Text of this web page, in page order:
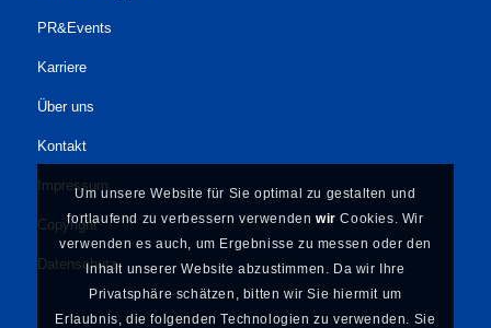
PR&Events
Karriere
Über uns
Kontakt
Impressum
Copyright
Datenschutz
Um unsere Website für Sie optimal zu gestalten und
fortlaufend zu verbessern verwenden wir Cookies. Wir
verwenden es auch, um Ergebnisse zu messen oder den
Inhalt unserer Website abzustimmen. Da wir Ihre
Privatsphäre schätzen, bitten wir Sie hiermit um
Erlaubnis, die folgenden Technologien zu verwenden. Sie